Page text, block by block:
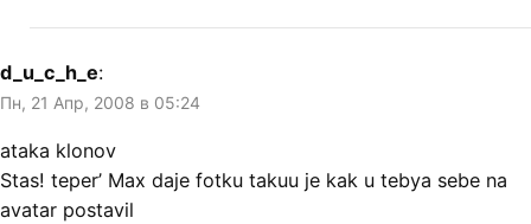
d_u_c_h_e:
Пн, 21 Апр, 2008 в 05:24
ataka klonov
Stas! teper’ Max daje fotku takuu je kak u tebya sebe na
avatar postavil